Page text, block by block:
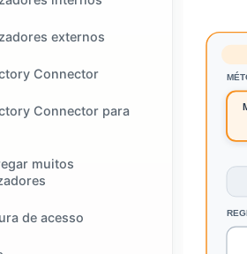
externos
Connector
Connector para
muitos
de acesso